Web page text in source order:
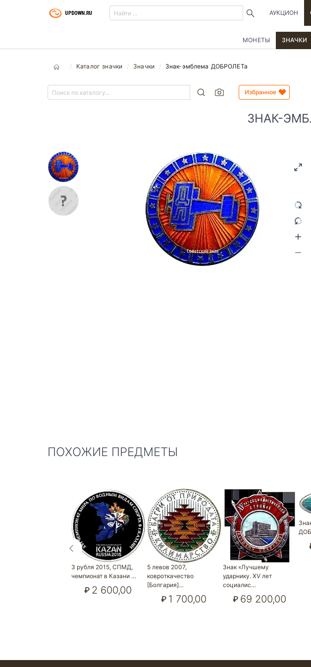
АУКЦИОН
МОНЕТЫ ЗНАЧКИ
Каталог значки Значки Знак-эмблема ДОБРОЛЕТа
Избранное
ЗНАК-
ПОХОЖИЕ ПРЕДМЕТЫ
3 рубля 2015, СПМД,
чемпионат в Казани …
₽ 2 600,00
5 левов 2007,
ковроткачество
[Болгария]…
₽ 1 700,00
Знак «Лучшему
ударнику. XV лет
социалис…
₽ 69 200,00